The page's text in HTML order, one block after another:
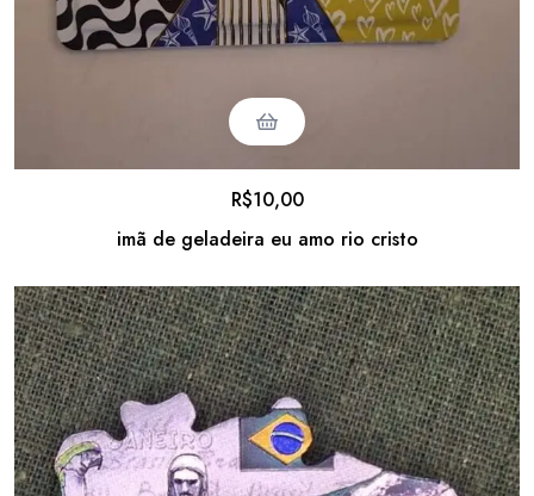
imã de geladeira eu amo rio cristo
R$10,00